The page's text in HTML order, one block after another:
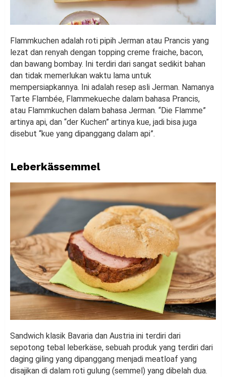
Flammkuchen adalah roti pipih Jerman atau Prancis yang
lezat dan renyah dengan topping creme fraiche, bacon,
dan bawang bombay. Ini terdiri dari sangat sedikit bahan
dan tidak memerlukan waktu lama untuk
mempersiapkannya. Ini adalah resep asli Jerman. Namanya
Tarte Flambée, Flammekueche dalam bahasa Prancis,
atau Flammkuchen dalam bahasa Jerman. “Die Flamme”
artinya api, dan “der Kuchen” artinya kue, jadi bisa juga
disebut “kue yang dipanggang dalam api”.
Leberkässemmel
Sandwich klasik Bavaria dan Austria ini terdiri dari
sepotong tebal leberkäse, sebuah produk yang terdiri dari
daging giling yang dipanggang menjadi meatloaf yang
disajikan di dalam roti gulung (semmel) yang dibelah dua.